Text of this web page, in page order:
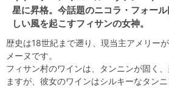
星に昇格。今話題のニコラ・フォー
しい風を起こすフィサンの女神。
歴史は18世紀まで遡り、現当主アメリー
メーヌです。
フィサン村のワインは、タンニンが固く
ますが、彼女のワインはシルキーなタンニ